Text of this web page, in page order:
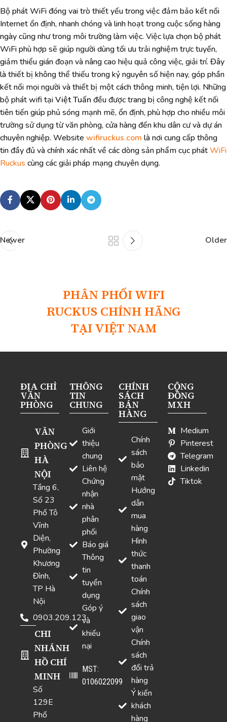
Bộ phát WiFi đóng vai trò thiết yếu trong việc đảm bảo kết nối
Internet ổn định, nhanh chóng và linh hoạt trong cuộc sống hàng
ngày cũng như trong môi trường làm việc. Việc lựa chọn bộ phát
WiFi phù hợp sẽ giúp người dùng tối ưu trải nghiệm trực tuyến,
giảm thiểu gián đoạn và nâng cao hiệu quả công việc, giải trí. Đây
là thiết bị không thể thiếu trong kỷ nguyên số hiện nay, góp phần
kết nối mọi người và thiết bị một cách thông minh, tiện lợi. Những
bộ phát wifi tạiViệt Tuấn đều được trang bị công nghệ kết nối
tiên tiến giúp phủ sóng mạnh mẽ, ổn định, phù hợp cho nhiều môi
trường sử dụng từ văn phòng, cửa hàng đến khu dân cư và dự án
chuyên nghiệp. Website wifiruckus.com là nơi cung cấp thông
tin đầy đủ và chính xác nhất về các dòng sản phẩm cục phátWiFi
Ruckus cùng các giải pháp mạng chuyên dụng.
Newer Older
PHÂN PHỐI WIFI
RUCKUS CHÍNH HÃNG
TẠI VIỆT NAM
ĐỊA CHỈ
VĂN
PHÒNG
VĂN
PHÒNG
HÀ
NỘI
Tầng 6,
Số 23
Phố Tô
Vĩnh
Diện,
Phường
Khương
Đình,
TP Hà
Nội
0903.209.123
CHI
NHÁNH
HỒ CHÍ
MINH
Số
129E
Phố
THÔNG
TIN
CHUNG
Giới
thiệu
chung
Liên hệ
Chứng
nhận
nhà
phân
phối
Báo giá
Thông
tin
tuyển
dụng
Góp ý
và
khiếu
nại
MST:
0106022099
CHÍNH
SÁCH
BÁN
HÀNG
Chính
sách
bảo
mật
Hướng
dẫn
mua
hàng
Hình
thức
thanh
toán
Chính
sách
giao
vận
Chính
sách
đổi trả
hàng
Ý kiến
khách
hàng
CỘNG
ĐỒNG
MXH
Medium
Pinterest
Telegram
Linkedin
Tiktok